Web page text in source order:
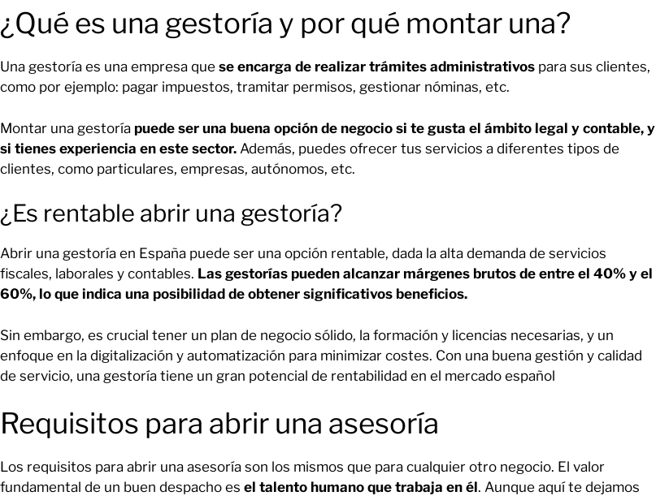
¿Qué es una gestoría y por qué montar una?
Una gestoría es una empresa que se encarga de realizar trámites administrativos para sus clientes,
como por ejemplo: pagar impuestos, tramitar permisos, gestionar nóminas, etc.
Montar una gestoría puede ser una buena opción de negocio si te gusta el ámbito legal y contable, y
si tienes experiencia en este sector. Además, puedes ofrecer tus servicios a diferentes tipos de
clientes, como particulares, empresas, autónomos, etc.
¿Es rentable abrir una gestoría?
Abrir una gestoría en España puede ser una opción rentable, dada la alta demanda de servicios
fiscales, laborales y contables. Las gestorías pueden alcanzar márgenes brutos de entre el 40% y el
60%, lo que indica una posibilidad de obtener significativos beneficios.
Sin embargo, es crucial tener un plan de negocio sólido, la formación y licencias necesarias, y un
enfoque en la digitalización y automatización para minimizar costes. Con una buena gestión y calidad
de servicio, una gestoría tiene un gran potencial de rentabilidad en el mercado español​
Requisitos para abrir una asesoría
Los requisitos para abrir una asesoría son los mismos que para cualquier otro negocio. El valor
fundamental de un buen despacho es el talento humano que trabaja en él. Aunque aquí te dejamos